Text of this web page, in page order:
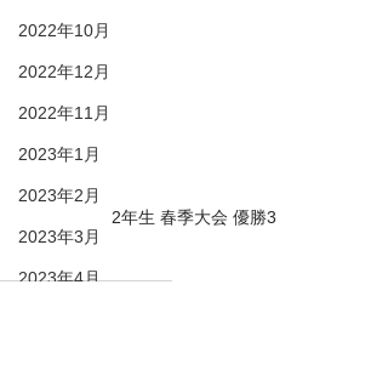
2022年10月
2022年12月
2022年11月
2023年1月
2023年2月
2023年3月
2023年4月
2年生 春季大会 優勝3